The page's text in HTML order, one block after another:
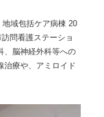
域包括ケア病棟 20
問看護ステーショ
、脳神経外科等への
治療や、アミロイド